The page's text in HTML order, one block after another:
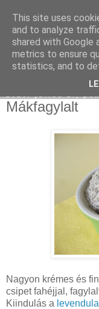
Moha
Mákfagylalt
Nagyon krémes és
csipet fahéjjal,
Kiindulás a
This site uses
and to analyze
shared with Google
metrics to ensure
statistics, and to